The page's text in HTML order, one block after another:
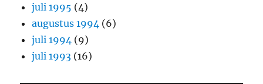
juli 1995 (4)
augustus 1994 (6)
juli 1994 (9)
juli 1993 (16)